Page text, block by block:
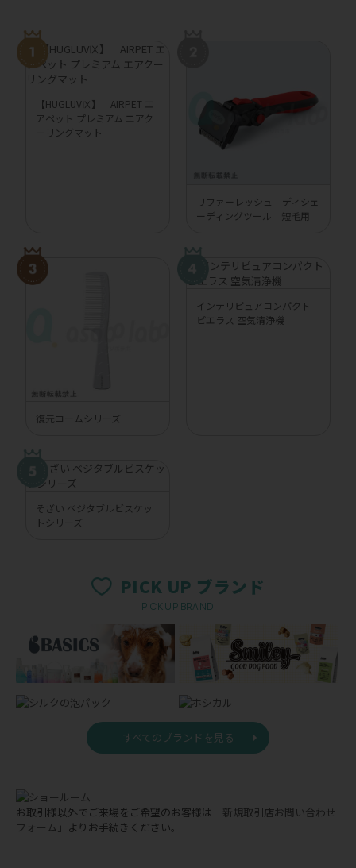
【HUGLUVⅨ】 AIRPET エ
アペット プレミアム エアク
ーリングマット
リファーレッシュ ディシェ
ーディングツール 短毛用
復元コームシリーズ
インテリピュアコンパクト
ピエラス 空気清浄機
そざい ベジタブルビスケッ
トシリーズ
PICK UP ブランド
PICK UP BRAND
すべてのブランドを見る
お取引様以外でご来場をご希望のお客様は 「新規取引店お問い合わせ
フォーム」 よりお手続きください。